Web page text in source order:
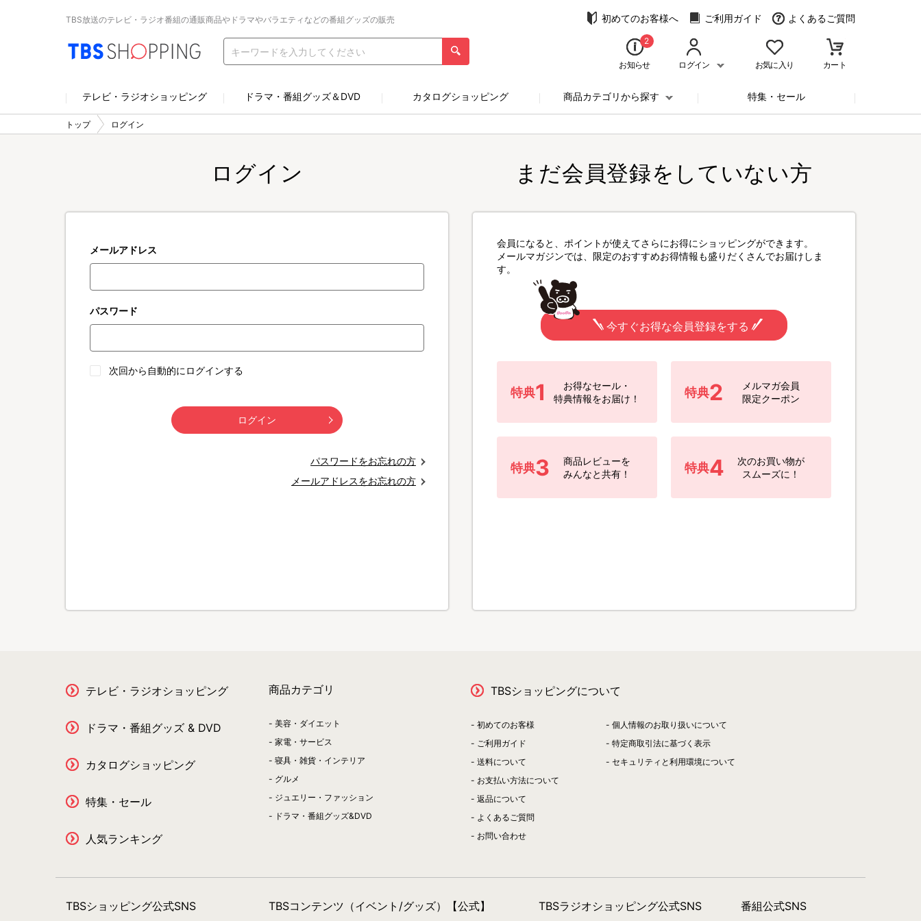
TBS放送のテレビ・ラジオ番組の通販商品やドラマやバラエティなどの番組グッズの販売 初めてのお客様へ ご利用ガイド よくあるご質問
2
お知らせ ログイン お気に入り カート
テレビ・ラジオショッピング ドラマ・番組グッズ＆DVD カタログショッピング 商品カテゴリから探す 特集・セール
トップ ログイン
ログイン
メールアドレス
パスワード
次回から自動的にログインする
ログイン
パスワードをお忘れの方
メールアドレスをお忘れの方
まだ会員登録をしていない方
会員になると、ポイントが使えてさらにお得にショッピングができます。
メールマガジンでは、限定のおすすめお得情報も盛りだくさんでお届けしま
す。
今すぐお得な会員登録をする
特典1
お得なセール・
特典情報をお届け！
特典2
メルマガ会員
限定クーポン
特典3
商品レビューを
みんなと共有！
特典4
次のお買い物が
スムーズに！
テレビ・ラジオショッピング
ドラマ・番組グッズ & DVD
カタログショッピング
特集・セール
人気ランキング
商品カテゴリ
美容・ダイエット
家電・サービス
寝具・雑貨・インテリア
グルメ
ジュエリー・ファッション
ドラマ・番組グッズ&DVD
TBSショッピングについて
初めてのお客様
ご利用ガイド
送料について
お支払い方法について
返品について
よくあるご質問
お問い合わせ
個人情報のお取り扱いについて
特定商取引法に基づく表示
セキュリティと利用環境について
TBSショッピング公式SNS TBSコンテンツ（イベント/グッズ）【公式】 TBSラジオショッピング公式SNS 番組公式SNS